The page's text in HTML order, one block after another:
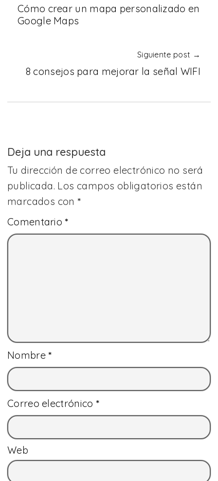
Cómo crear un mapa personalizado en
Google Maps
Siguiente post →
8 consejos para mejorar la señal WIFI
Deja una respuesta
Tu dirección de correo electrónico no será
publicada. Los campos obligatorios están
marcados con*
Comentario*
Nombre*
Correo electrónico *
Web